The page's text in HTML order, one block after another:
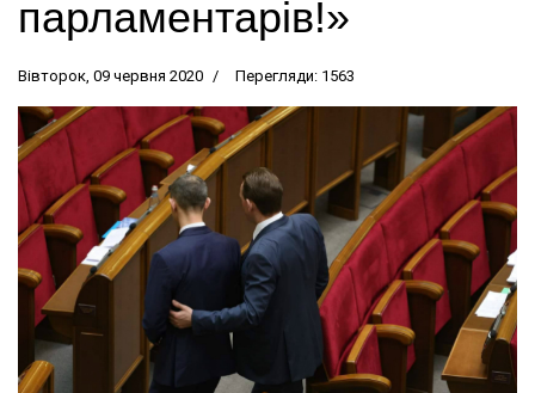
парламентарів!»
Вівторок, 09 червня 2020 Перегляди: 1563